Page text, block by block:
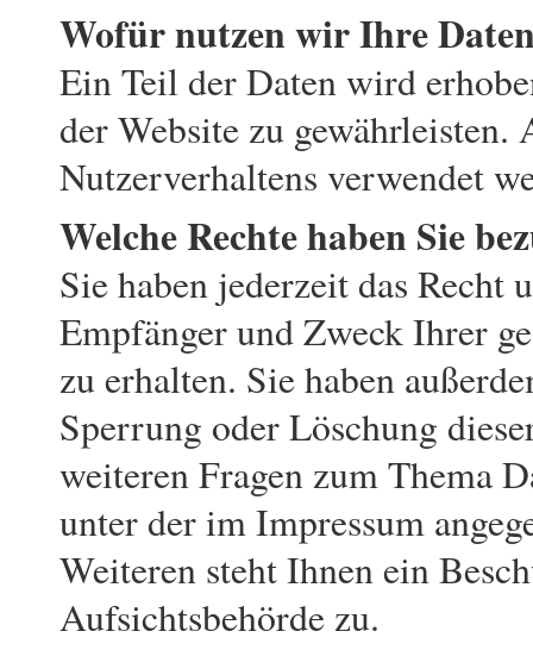
Wofür nutzen wir Ihre
Ein Teil der Daten wird
der Website zu
Nutzerverhaltens verwendet
Welche Rechte haben Sie
Sie haben jederzeit das
Empfänger und Zweck Ihrer
zu erhalten. Sie haben
Sperrung oder Löschung
weiteren Fragen zum Thema
unter der im Impressum
Weiteren steht Ihnen ein
Aufsichtsbehörde zu.